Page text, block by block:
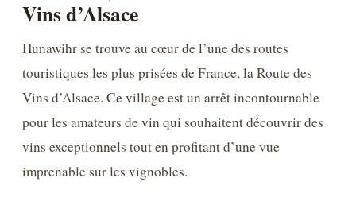
Vins d’Alsace
Hunawihr se trouve au cœur de l’une des routes
touristiques les plus prisées de France, la Route des
Vins d’Alsace. Ce village est un arrêt incontournable
pour les amateurs de vin qui souhaitent découvrir des
vins exceptionnels tout en profitant d’une vue
imprenable sur les vignobles.